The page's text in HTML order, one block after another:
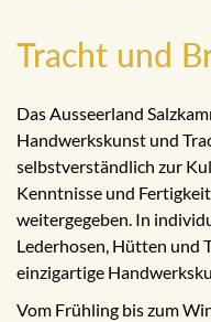
Tracht und
Das Ausseerland
Handwerkskunst und
selbstverständlich zur
Kenntnisse und
weitergegeben. In
Lederhosen, Hütten und
einzigartige
Vom Frühling bis zum